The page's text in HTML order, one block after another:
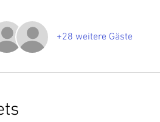
+28 weitere Gäste